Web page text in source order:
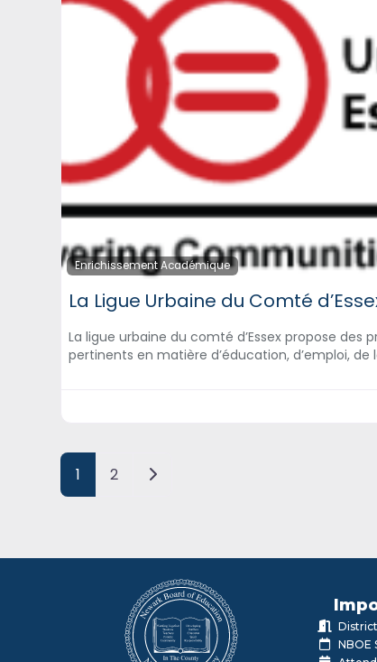
Enrichissement Académique
La Ligue Urbaine du Comté
La ligue urbaine du comté d’Essex propose des
pertinents en matière d’éducation, d’emploi,
Posts navigation
1 2 Older posts
NBOE